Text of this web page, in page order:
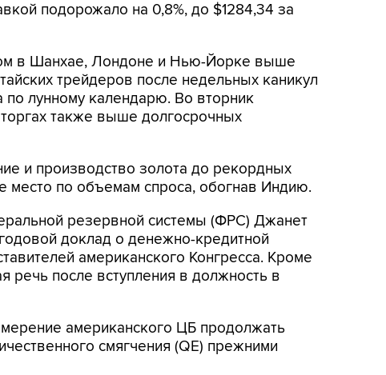
подорожало на 0,8%, до $1284,34 за
в Шанхае, Лондоне и Нью-Йорке выше
трейдеров после недельных каникул
лунному календарю. Во вторник
торгах также выше долгосрочных
и производство золота до рекордных
место по объемам спроса, обогнав Индию.
резервной системы (ФРС) Джанет
доклад о денежно-кредитной
американского Конгресса. Кроме
речь после вступления в должность в
американского ЦБ продолжать
смягчения (QE) прежними